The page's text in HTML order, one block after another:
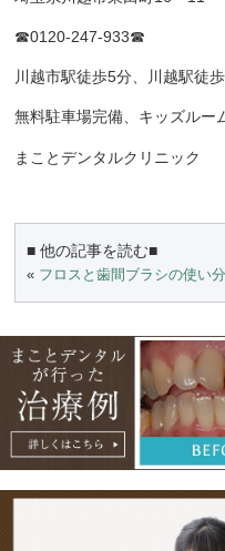
☎0120-247-933☎
川越市駅徒歩5分、川越駅徒歩
無料駐車場完備、キッズルー
まことデンタルクリニック
■ 他の記事を読む■
« フロスと歯間ブラシの使い